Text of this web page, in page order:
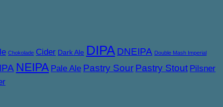
Chokolade Cider Dark Ale DIPA DNEIPA Double Mash Imperial
NEIPA Pale Ale Pastry Sour Pastry Stout Pilsner